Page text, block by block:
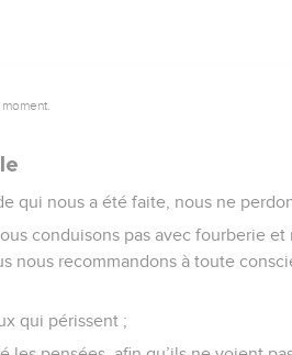
qui nous a été faite, nous ne
conduisons pas avec fourberie et
nous recommandons à toute
qui périssent ;